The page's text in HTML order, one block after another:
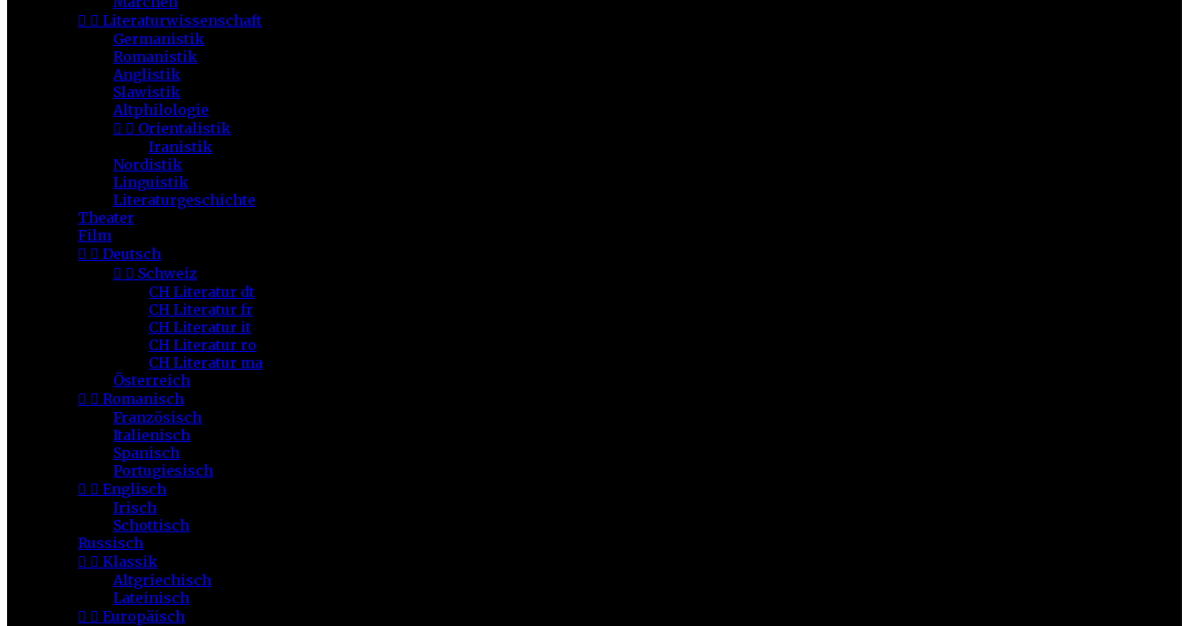
  Literaturwissenschaft
Germanistik
Romanistik
Anglistik
Slawistik
Altphilologie
  Orientalistik
Iranistik
Nordistik
Linguistik
Literaturgeschichte
Theater
Film
  Deutsch
  Schweiz
CH Literatur dt
CH Literatur fr
CH Literatur it
CH Literatur ro
CH Literatur ma
Österreich
  Romanisch
Französisch
Italienisch
Spanisch
Portugiesisch
  Englisch
Irisch
Schottisch
Russisch
  Klassik
Altgriechisch
Lateinisch
  Europäisch